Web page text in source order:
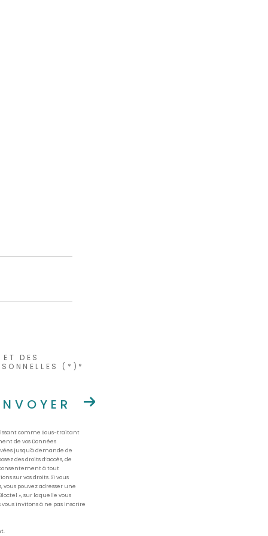
DES
(*)*
comme Sous-traitant
de vos Données
jusqu'à demande de
des droits d’accès, de
à tout
sur vos droits. Si vous
vous pouvez adresser une
», sur laquelle vous
invitons à ne pas inscrire